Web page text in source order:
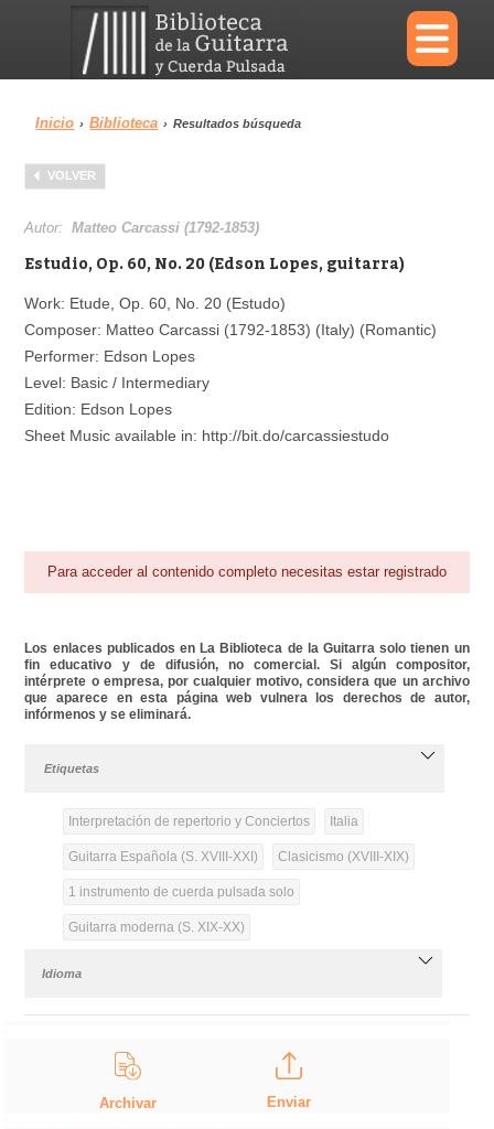
×
Menu
Biblioteca
Área personal Reproductor
Inicio › Biblioteca › Resultados búsqueda
VOLVER
Autor:Matteo Carcassi (1792-1853)
Estudio, Op. 60, No. 20 (Edson Lopes, guitarra)
Work: Etude, Op. 60, No. 20 (Estudo)
Composer: Matteo Carcassi (1792-1853) (Italy) (Romantic)
Performer: Edson Lopes
Level: Basic / Intermediary
Edition: Edson Lopes
Sheet Music available in: http://bit.do/carcassiestudo
Para acceder al contenido completo necesitas estar registrado
Los enlaces publicados en La Biblioteca de la Guitarra solo tienen un
fin educativo y de difusión, no comercial. Si algún compositor,
intérprete o empresa, por cualquier motivo, considera que un archivo
que aparece en esta página web vulnera los derechos de autor,
infórmenos y se eliminará.
Etiquetas
Interpretación de repertorio y Conciertos Italia
Guitarra Española (S. XVIII-XXI) Clasicismo (XVIII-XIX)
1 instrumento de cuerda pulsada solo
Guitarra moderna (S. XIX-XX)
Idioma
Archivar Enviar